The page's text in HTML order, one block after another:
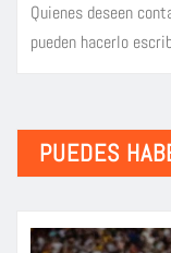
Quienes deseen
pueden hacerlo
PUEDES